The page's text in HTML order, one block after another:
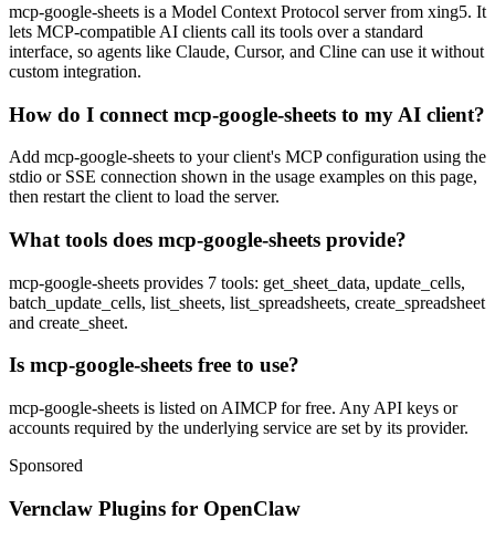
mcp-google-sheets is a Model Context Protocol server from xing5. It
lets MCP-compatible AI clients call its tools over a standard
interface, so agents like Claude, Cursor, and Cline can use it without
custom integration.
How do I connect mcp-google-sheets to my AI client?
Add mcp-google-sheets to your client's MCP configuration using the
stdio or SSE connection shown in the usage examples on this page,
then restart the client to load the server.
What tools does mcp-google-sheets provide?
mcp-google-sheets provides 7 tools: get_sheet_data, update_cells,
batch_update_cells, list_sheets, list_spreadsheets, create_spreadsheet
and create_sheet.
Is mcp-google-sheets free to use?
mcp-google-sheets is listed on AIMCP for free. Any API keys or
accounts required by the underlying service are set by its provider.
Sponsored
Vernclaw Plugins for OpenClaw